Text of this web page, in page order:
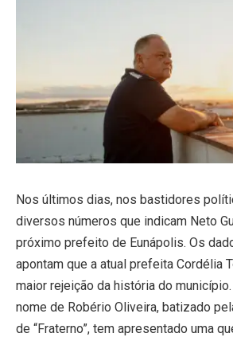
Nos últimos dias, nos bastidores
diversos números que indicam Neto
próximo prefeito de Eunápolis. Os
apontam que a atual prefeita Cordélia
maior rejeição da história do
nome de Robério Oliveira, batizado
de “Fraterno”, tem apresentado uma